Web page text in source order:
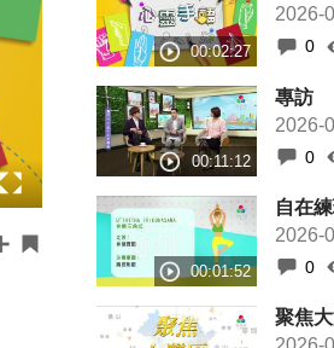
2026-
0
專訪
2026-
0
自在
2026-
0
聚焦